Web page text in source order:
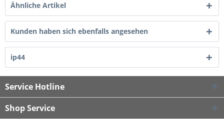
Ähnliche Artikel
Kunden haben sich ebenfalls angesehen
ip44
Service Hotline
Shop Service